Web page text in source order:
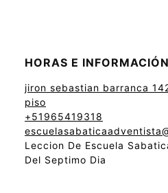
HORAS E INFORMACIÓN
jiron sebastian barranca
piso
+51965419318
Leccion De Escuela
Del Septimo Dia